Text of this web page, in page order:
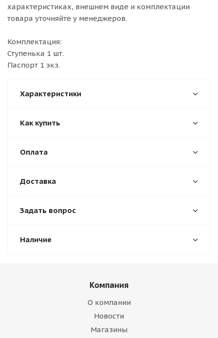
характеристиках, внешнем виде и комплектации
товара уточняйте у менеджеров.
Комплектация:
Ступенька 1 шт.
Паспорт 1 экз.
Характеристики
Как купить
Оплата
Доставка
Задать вопрос
Наличие
Компания
О компании
Новости
Магазины